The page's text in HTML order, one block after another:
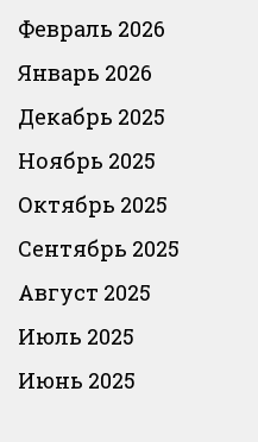
Февраль 2026
Январь 2026
Декабрь 2025
Ноябрь 2025
Октябрь 2025
Сентябрь 2025
Август 2025
Июль 2025
Июнь 2025